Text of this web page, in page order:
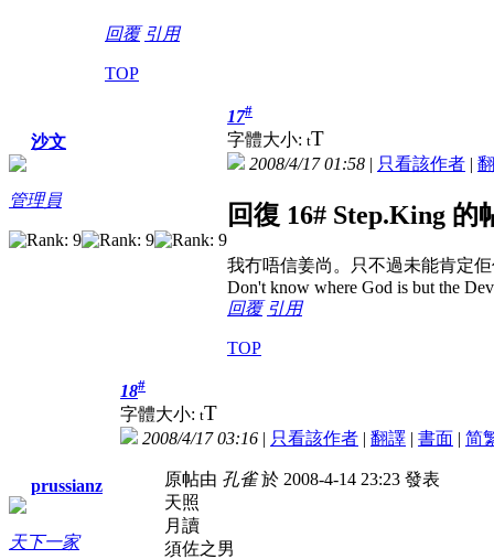
回覆 引用
TOP
沙文
管理員
17#
字體大小: tT
2008/4/17 01:58 | 只看該作者 |
回復 16# Step.King 的
我冇唔信姜尚。只不過未能肯定
Don't know where God is but the
回覆 引用
TOP
prussianz
天下一家
18#
字體大小: tT
2008/4/17 03:16 | 只看該作者 | 翻譯 | 書面 | 简
原帖由 孔雀於 2008-4-14 23:23 發表
天照
月讀
須佐之男